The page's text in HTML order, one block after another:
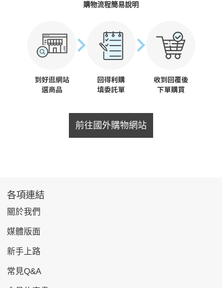
購物流程簡易說明
前往國外購物網站
各項連結
關於我們
媒體版面
新手上路
常見Q&A